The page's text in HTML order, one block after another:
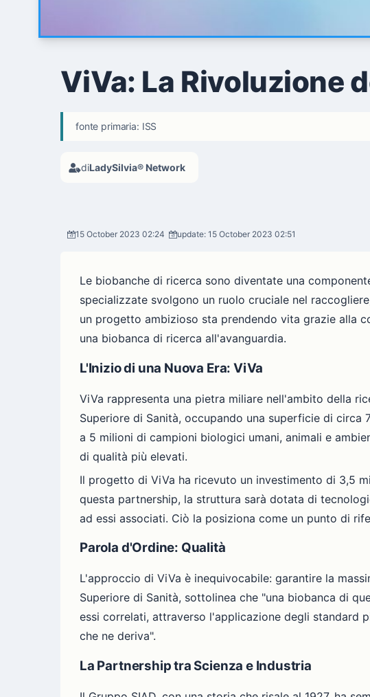
ViVa: La Rivoluzione
fonte primaria: ISS
diLadySilvia® Network
15 October 2023 02:24 update: 15 October 2023 02:51
Le biobanche di ricerca sono diventate una
specializzate svolgono un ruolo cruciale nel
un progetto ambizioso sta prendendo vita grazie alla
una biobanca di ricerca all'avanguardia.
L'Inizio di una Nuova Era: ViVa
ViVa rappresenta una pietra miliare nell'ambito della
Superiore di Sanità, occupando una superficie di
a 5 milioni di campioni biologici umani, animali e
di qualità più elevati.
Il progetto di ViVa ha ricevuto un investimento di 3,5
questa partnership, la struttura sarà dotata di
ad essi associati. Ciò la posiziona come un punto di
Parola d'Ordine: Qualità
L'approccio di ViVa è inequivocabile: garantire la
Superiore di Sanità, sottolinea che "una biobanca di
essi correlati, attraverso l'applicazione degli standard
che ne deriva".
La Partnership tra Scienza e Industria